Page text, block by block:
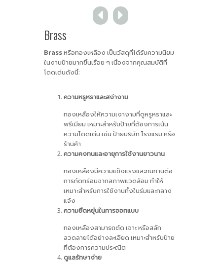
Brass
Brassหรือทองเหลือง เป็นวัสดุที่ได้รับความนิยม
ในงานป้ายมากขึ้นเรื่อย ๆ เนื่องจากคุณสมบัติที่
โดดเด่นดังนี้:
ความหรูหราและสง่างาม
ทองเหลืองให้ความเงางามที่ดูหรูหราและ
พรีเมียม เหมาะสำหรับป้ายที่ต้องการเน้น
ความโดดเด่น เช่น ป้ายบริษัท โรงแรม หรือ
ร้านค้า
ความคงทนและอายุการใช้งานยาวนาน
ทองเหลืองมีความแข็งแรงและทนทานต่อ
การกัดกร่อนจากสภาพแวดล้อม ทำให้
เหมาะสำหรับการใช้งานทั้งในร่มและกลาง
แจ้ง
ความยืดหยุ่นในการออกแบบ
ทองเหลืองสามารถตัด เจาะ หรือสลัก
ลวดลายได้อย่างละเอียด เหมาะสำหรับป้าย
ที่ต้องการความประณีต
ดูแลรักษาง่าย